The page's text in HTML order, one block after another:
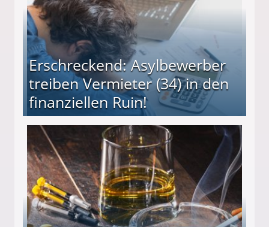
Erschreckend: Asylbewerber
treiben Vermieter (34) in den
finanziellen Ruin!
(34) in den finanziellen Ruin!